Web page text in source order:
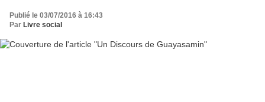
Publié le 03/07/2016 à 16:43
Par Livre social